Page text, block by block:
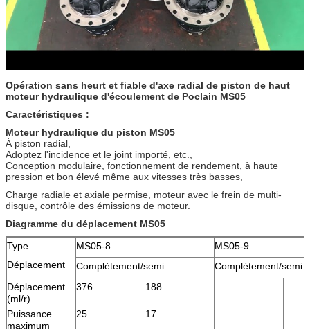
Opération sans heurt et fiable d'axe radial de piston de haut
moteur hydraulique d'écoulement de Poclain MS05
Caractéristiques :
Moteur hydraulique du piston MS05
À piston radial,
Adoptez l'incidence et le joint importé, etc.,
Conception modulaire, fonctionnement de rendement, à haute
pression et bon élevé même aux vitesses très basses,
Charge radiale et axiale permise, moteur avec le frein de multi-
disque, contrôle des émissions de moteur.
Diagramme du déplacement MS05
Type
Déplacement
MS05-8
MS05-9
Complètement/semi
Complètement/semi
Déplacement
(ml/r)
376 188
Puissance
maximum
25 17